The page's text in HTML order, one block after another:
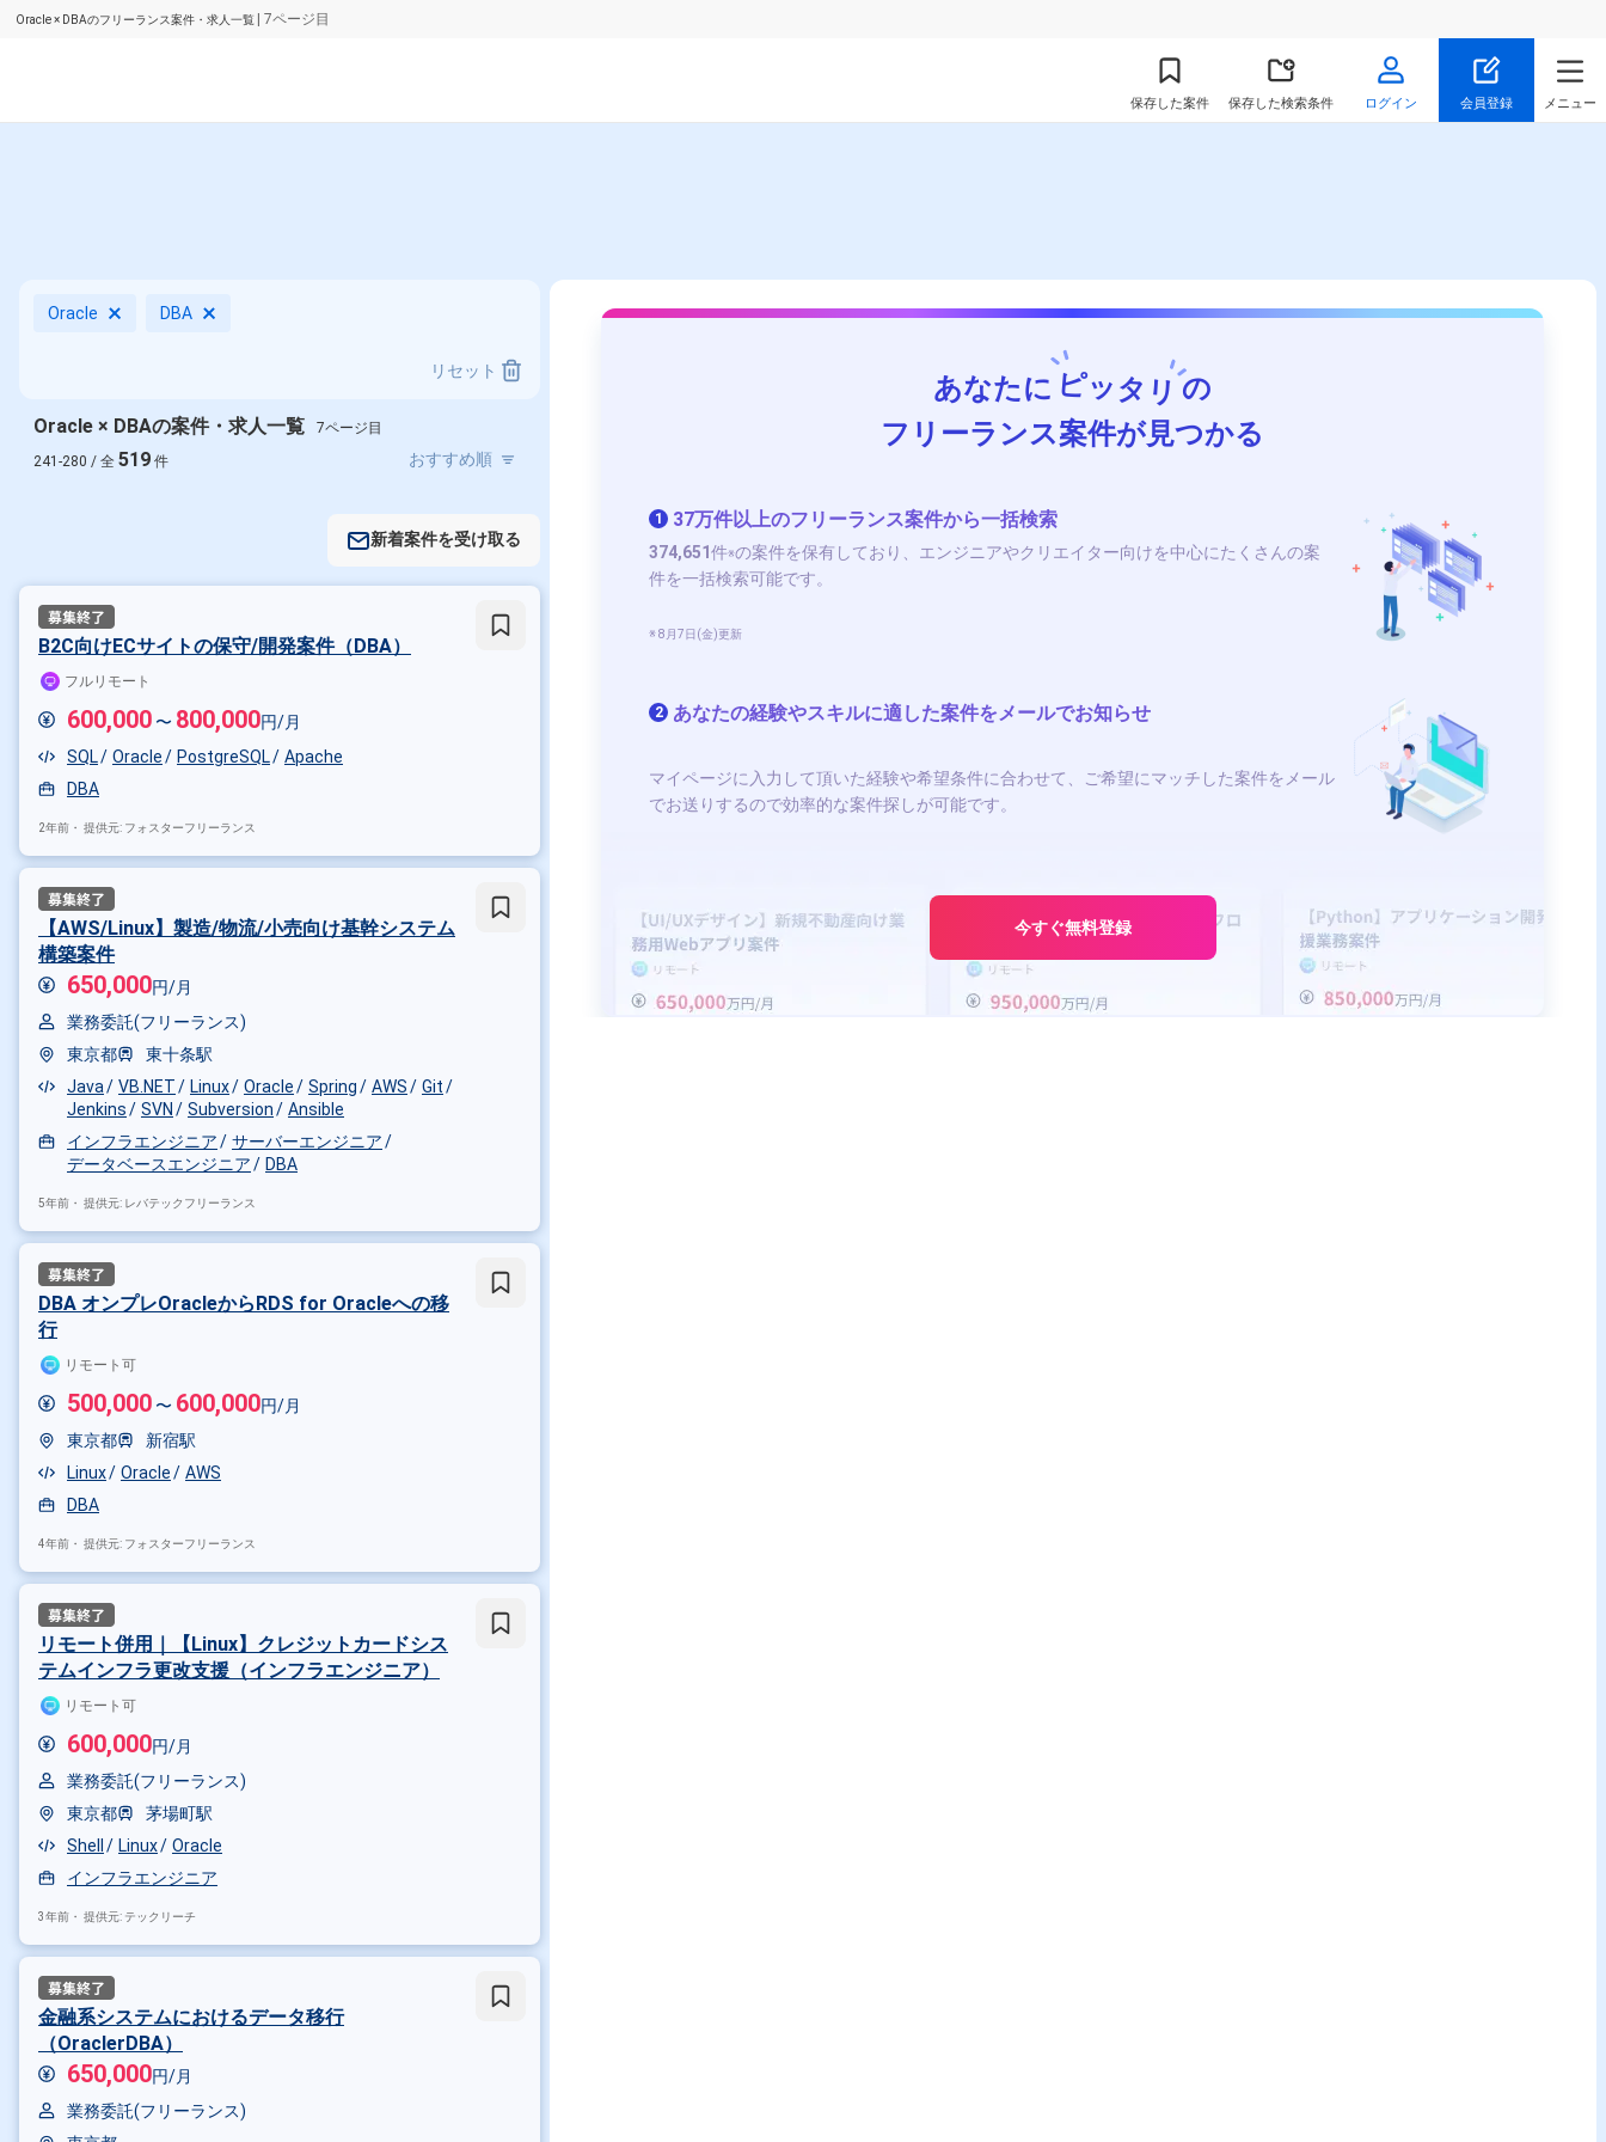
Oracle × DBAのフリーランス案件・求人一覧 | 7ページ目
保存した案件 保存した検索条件 ログイン 会員登録 メニュー
Oracle DBA
リセット
Oracle × DBAの案件・求人一覧
7ページ目
241-280 / 全 519 件
新着案件を受け取る
B2C向けECサイトの保守/開発案件（DBA）
フルリモート
600,000 〜 800,000円/月
SQL
Oracle PostgreSQL
Apache
DBA
2年前・ 提供元: フォスターフリーランス
【AWS/Linux】製造/物流/小売向け基幹システム
構築案件
650,000円/月
業務委託(フリーランス)
東京都
東十条駅
Java
VB.NET Linux Oracle Spring AWS
Git
Jenkins
SVN Subversion
Ansible
インフラエンジニア
サーバーエンジニア
データベースエンジニア
DBA
5年前・ 提供元: レバテックフリーランス
DBA オンプレOracleからRDS for Oracleへの移
行
リモート可
500,000 〜 600,000円/月
東京都
新宿駅
Linux
Oracle
AWS
DBA
4年前・ 提供元: フォスターフリーランス
リモート併用｜【Linux】クレジットカードシス
テムインフラ更改支援（インフラエンジニア）
リモート可
600,000円/月
業務委託(フリーランス)
東京都
茅場町駅
Shell
Linux
Oracle
インフラエンジニア
3年前・ 提供元: テックリーチ
金融系システムにおけるデータ移行
（OraclerDBA）
650,000円/月
業務委託(フリーランス)
あなたに ピッタリの
フリーランス案件が見つかる
1 37万件以上のフリーランス案件から一括検索
374,651件※の案件を保有しており、エンジニアやクリエイター向けを中心にたくさんの案
件を一括検索可能です。
※ 8月7日(金)更新
2 あなたの経験やスキルに適した案件をメールでお知らせ
マイページに入力して頂いた経験や希望条件に合わせて、ご希望にマッチした案件をメール
でお送りするので効率的な案件探しが可能です。
今すぐ無料登録